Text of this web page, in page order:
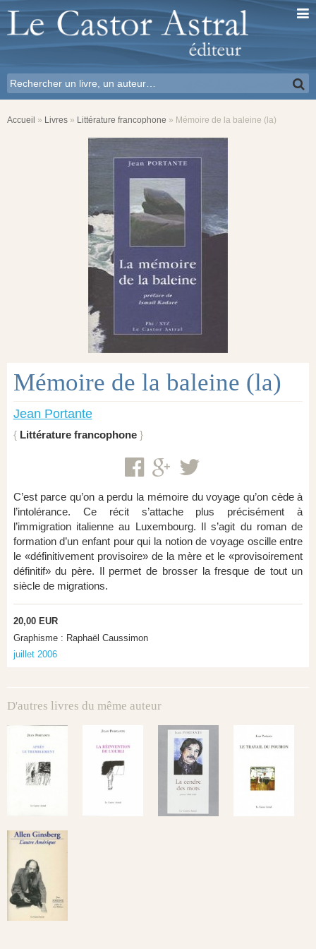
Accueil » Livres » Littérature francophone » Mémoire de la baleine (la)
Mémoire de la baleine (la)
Jean Portante
Littérature francophone
C’est parce qu’on a perdu la mémoire du voyage qu’on cède à
l’intolérance. Ce récit s’attache plus précisément à
l’immigration italienne au Luxembourg. Il s’agit du roman de
formation d’un enfant pour qui la notion de voyage oscille entre
le «définitivement provisoire» de la mère et le «provisoirement
définitif» du père. Il permet de brosser la fresque de tout un
siècle de migrations.
20,00 EUR
Graphisme : Raphaël Caussimon
juillet 2006
D'autres livres du même auteur